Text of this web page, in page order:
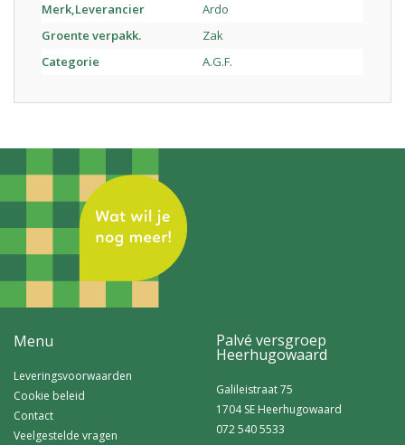
Merk,Leverancier
Ardo
Groente verpakk.
Zak
Categorie
A.G.F.
Menu
Leveringsvoorwaarden
Cookie beleid
Contact
Veelgestelde vragen
Palvé versgroep
Heerhugowaard
Galileistraat 75
1704 SE Heerhugowaard
072 540 5533